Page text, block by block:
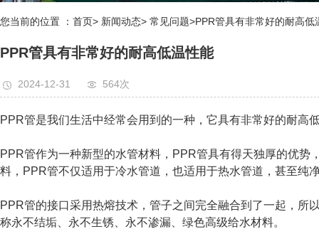
您当前的位置 ：首页> 新闻动态> 常见问题>PPR管具有非常好的耐高低
PPR管具有非常好的耐高低温性能
2024-12-31 564次
PPR管是我们生活中经常会用到的一种，它具有非常好的耐高
PPR管作为一种新型的水管材料，PPR管具有得天独厚的优
料，PPR管不仅适用于冷水管道，也适用于热水管道，甚至纯
PPR管的接口采用热熔技术，管子之间完全融合到了一起，
称永不结垢、永不生锈、永不渗漏、绿色高级给水材料。